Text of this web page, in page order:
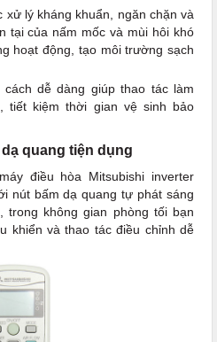
lý kháng khuẩn, ngăn chặn và
tại của nấm mốc và mùi hôi khó
hoạt động, tạo môi trường sạch
dễ dàng giúp thao tác làm
tiết kiệm thời gian vệ sinh bảo
quang tiện dụng
điều hòa Mitsubishi inverter
nút bấm dạ quang tự phát sáng
không gian phòng tối bạn
khiển và thao tác điều chỉnh dễ